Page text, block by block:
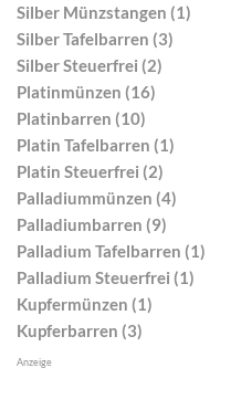
Silber Münzstangen (1)
Silber Tafelbarren (3)
Silber Steuerfrei (2)
Platinmünzen (16)
Platinbarren (10)
Platin Tafelbarren (1)
Platin Steuerfrei (2)
Palladiummünzen (4)
Palladiumbarren (9)
Palladium Tafelbarren (1)
Palladium Steuerfrei (1)
Kupfermünzen (1)
Kupferbarren (3)
Anzeige